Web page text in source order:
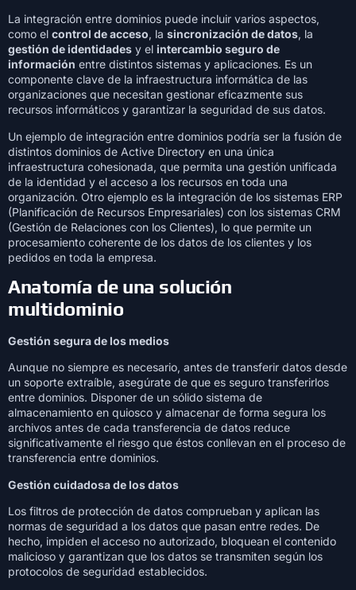
La integración entre dominios puede incluir varios aspectos,
como el control de acceso, la sincronización de datos, la
gestión de identidades y el intercambio seguro de
información entre distintos sistemas y aplicaciones. Es un
componente clave de la infraestructura informática de las
organizaciones que necesitan gestionar eficazmente sus
recursos informáticos y garantizar la seguridad de sus datos.
Un ejemplo de integración entre dominios podría ser la fusión de
distintos dominios de Active Directory en una única
infraestructura cohesionada, que permita una gestión unificada
de la identidad y el acceso a los recursos en toda una
organización. Otro ejemplo es la integración de los sistemas ERP
(Planificación de Recursos Empresariales) con los sistemas CRM
(Gestión de Relaciones con los Clientes), lo que permite un
procesamiento coherente de los datos de los clientes y los
pedidos en toda la empresa.
Anatomía de una solución
multidominio
Gestión segura de los medios
Aunque no siempre es necesario, antes de transferir datos desde
un soporte extraíble, asegúrate de que es seguro transferirlos
entre dominios. Disponer de un sólido sistema de
almacenamiento en quiosco y almacenar de forma segura los
archivos antes de cada transferencia de datos reduce
significativamente el riesgo que éstos conllevan en el proceso de
transferencia entre dominios.
Gestión cuidadosa de los datos
Los filtros de protección de datos comprueban y aplican las
normas de seguridad a los datos que pasan entre redes. De
hecho, impiden el acceso no autorizado, bloquean el contenido
malicioso y garantizan que los datos se transmiten según los
protocolos de seguridad establecidos.